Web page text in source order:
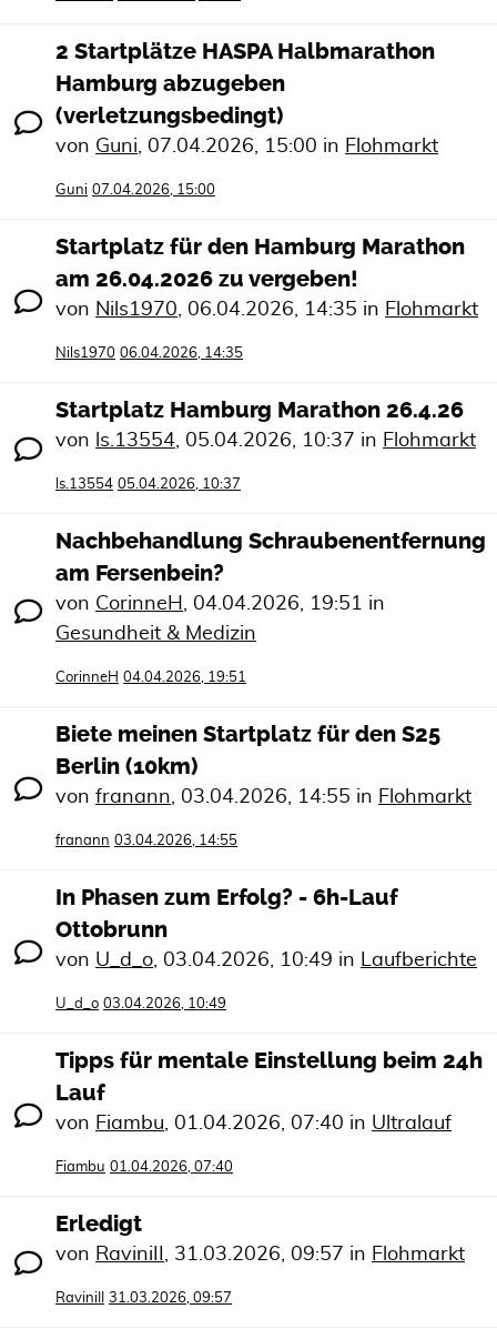
2 Startplätze HASPA Halbmarathon
Hamburg abzugeben
(verletzungsbedingt)
von Guni, 07.04.2026, 15:00 in Flohmarkt
Guni 07.04.2026, 15:00
Startplatz für den Hamburg Marathon
am 26.04.2026 zu vergeben!
von Nils1970, 06.04.2026, 14:35 in Flohmarkt
Nils1970 06.04.2026, 14:35
Startplatz Hamburg Marathon 26.4.26
von ls.13554, 05.04.2026, 10:37 in Flohmarkt
ls.13554 05.04.2026, 10:37
Nachbehandlung Schraubenentfernung
am Fersenbein?
von CorinneH , 04.04.2026, 19:51 in
Gesundheit & Medizin
CorinneH 04.04.2026, 19:51
Biete meinen Startplatz für den S25
Berlin (10km)
von franann, 03.04.2026, 14:55 in Flohmarkt
franann 03.04.2026, 14:55
In Phasen zum Erfolg? - 6h-Lauf
Ottobrunn
von U_d_o, 03.04.2026, 10:49 in Laufberichte
U_d_o 03.04.2026, 10:49
Tipps für mentale Einstellung beim 24h
Lauf
von Fiambu, 01.04.2026, 07:40 in Ultralauf
Fiambu 01.04.2026, 07:40
Erledigt
von RaviniII , 31.03.2026, 09:57 in Flohmarkt
RaviniII 31.03.2026, 09:57